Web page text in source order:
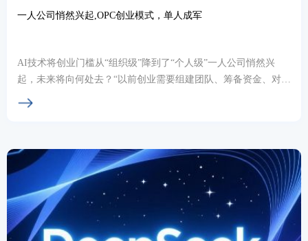
一人公司悄然兴起,OPC创业模式，单人成军
AI技术将创业门槛从“组织级”降到了“个人级”一人公司悄然兴
起，未来将向何处去？“以前创业需要组建团队、筹备资金、对接
资源，门槛高、风险大；现在有了AI工具，一...